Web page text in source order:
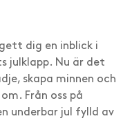
dig en inblick i
julklapp. Nu är det
skapa minnen och
Från oss på
underbar jul fylld av